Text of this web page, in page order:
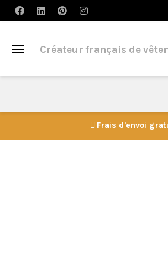
Créateur français de
Frais d'envoi